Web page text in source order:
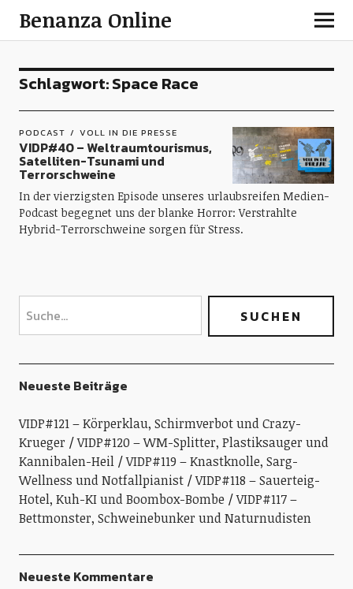
Benanza Online
Schlagwort:Space Race
PODCAST VOLL IN DIE PRESSE
VIDP#40 – Weltraumtourismus,
Satelliten-Tsunami und
Terrorschweine
In der vierzigsten Episode unseres urlaubsreifen Medien-
Podcast begegnet uns der blanke Horror: Verstrahlte
Hybrid-Terrorschweine sorgen für Stress.
Neueste Beiträge
VIDP#121 – Körperklau, Schirmverbot und Crazy-
Krueger
VIDP#120 – WM-Splitter, Plastiksauger und
Kannibalen-Heil
VIDP#119 – Knastknolle, Sarg-
Wellness und Notfallpianist
VIDP#118 – Sauerteig-
Hotel, Kuh-KI und Boombox-Bombe
VIDP#117 –
Bettmonster, Schweinebunker und Naturnudisten
Neueste Kommentare